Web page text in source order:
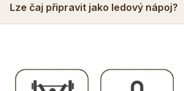
Lze čaj připravit jako ledový nápoj?